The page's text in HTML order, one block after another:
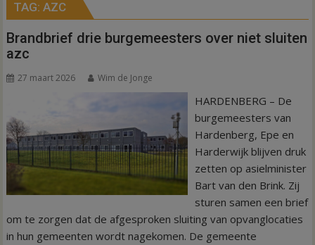
TAG:AZC
Brandbrief drie burgemeesters over niet sluiten
azc
27 maart 2026 Wim de Jonge
HARDENBERG – De
burgemeesters van
Hardenberg, Epe en
Harderwijk blijven druk
zetten op asielminister
Bart van den Brink. Zij
sturen samen een brief
om te zorgen dat de afgesproken sluiting van opvanglocaties
in hun gemeenten wordt nagekomen. De gemeente